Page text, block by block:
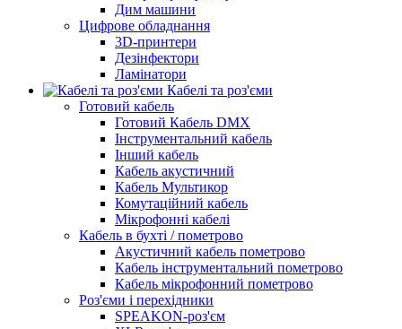
Дим машини
Цифрове обладнання
3D-принтери
Дезінфектори
Ламінатори
Кабелі та роз'єми
Готовий кабель
Готовий Кабель DMX
Інструментальний кабель
Інший кабель
Кабель акустичний
Кабель Мультикор
Комутаційний кабель
Мікрофонні кабелі
Кабель в бухті / пометрово
Акустичний кабель пометрово
Кабель інструментальний пометрово
Кабель мікрофонний пометрово
Роз'єми і перехідники
SPEAKON-роз'єм